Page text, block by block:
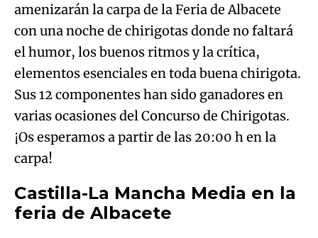
amenizarán la carpa de la Feria de Albacete
con una noche de chirigotas donde no faltará
el humor, los buenos ritmos y la crítica,
elementos esenciales en toda buena chirigota.
Sus 12 componentes han sido ganadores en
varias ocasiones del Concurso de Chirigotas.
¡Os esperamos a partir de las 20:00 h en la
carpa!
Castilla-La Mancha Media en la
feria de Albacete